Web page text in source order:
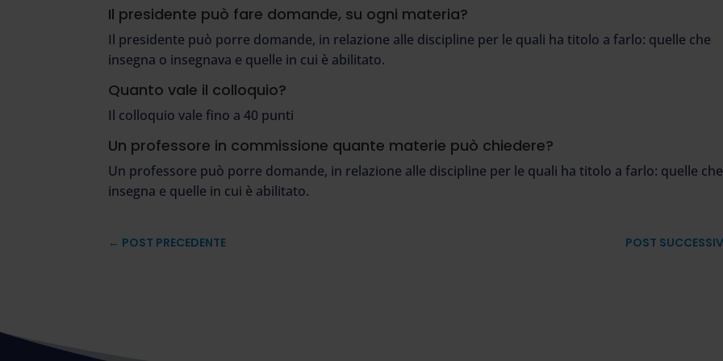
Il presidente può fare domande, su ogni materia?
Il presidente può porre domande, in relazione alle discipline per le quali ha titolo a farlo: quelle che
insegna o insegnava e quelle in cui è abilitato.
Quanto vale il colloquio?
Il colloquio vale fino a 40 punti
Un professore in commissione quante materie può chiedere?
Un professore può porre domande, in relazione alle discipline per le quali ha titolo a farlo: quelle che
insegna e quelle in cui è abilitato.
← POST PRECEDENTE POST